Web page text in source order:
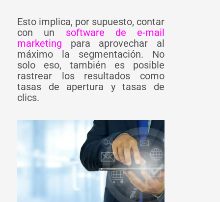
Esto implica, por supuesto, contar
con un software de e-mail
marketing para aprovechar al
máximo la segmentación. No
solo eso, también es posible
rastrear los resultados como
tasas de apertura y tasas de
clics.